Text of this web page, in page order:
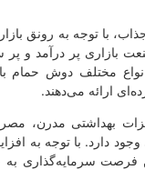
بازار ساخت و
و پر سود است
با توجه به
مصرف انرژی
افزایش آگاهی
به عنوان یک